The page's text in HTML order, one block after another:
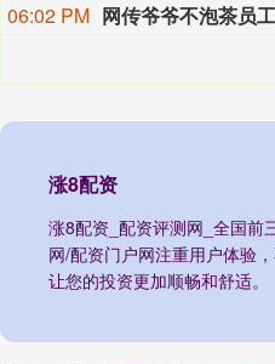
06:02 PM
涨8配资
涨8配资_配资评测网_全国前
网/配资门户网注重用户体验
让您的投资更加顺畅和舒适。